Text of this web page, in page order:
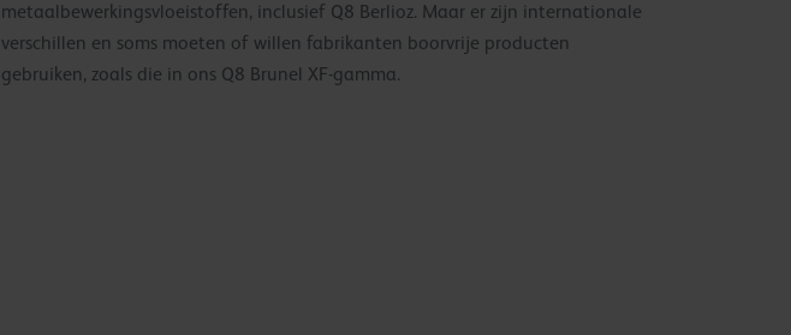
metaalbewerkingsvloeistoffen, inclusief Q8 Berlioz. Maar er zijn internationale
verschillen en soms moeten of willen fabrikanten boorvrije producten
gebruiken, zoals die in ons Q8 Brunel XF-gamma.